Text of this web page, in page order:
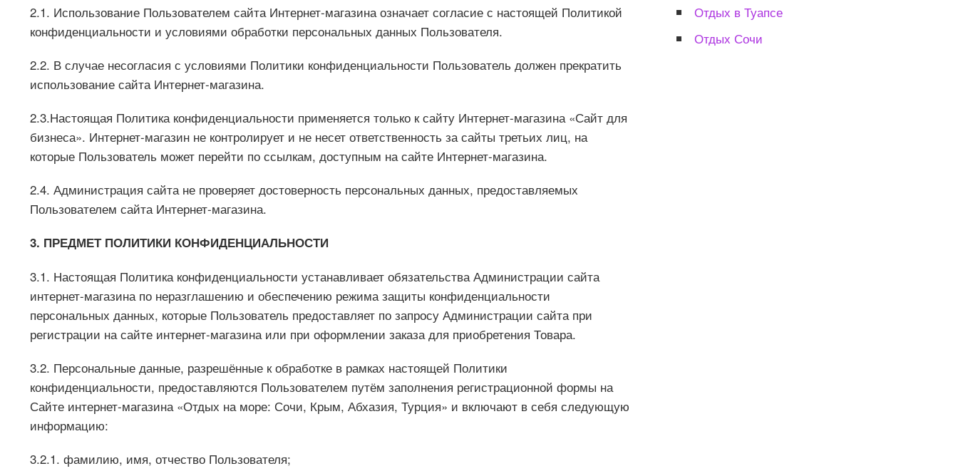
2.1. Использование Пользователем сайта Интернет-магазина означает согласие с настоящей Политикой
конфиденциальности и условиями обработки персональных данных Пользователя.
2.2. В случае несогласия с условиями Политики конфиденциальности Пользователь должен прекратить
использование сайта Интернет-магазина.
2.3.Настоящая Политика конфиденциальности применяется только к сайту Интернет-магазина «Сайт для
бизнеса». Интернет-магазин не контролирует и не несет ответственность за сайты третьих лиц, на
которые Пользователь может перейти по ссылкам, доступным на сайте Интернет-магазина.
2.4. Администрация сайта не проверяет достоверность персональных данных, предоставляемых
Пользователем сайта Интернет-магазина.
3. ПРЕДМЕТ ПОЛИТИКИ КОНФИДЕНЦИАЛЬНОСТИ
3.1. Настоящая Политика конфиденциальности устанавливает обязательства Администрации сайта
интернет-магазина по неразглашению и обеспечению режима защиты конфиденциальности
персональных данных, которые Пользователь предоставляет по запросу Администрации сайта при
регистрации на сайте интернет-магазина или при оформлении заказа для приобретения Товара.
3.2. Персональные данные, разрешённые к обработке в рамках настоящей Политики
конфиденциальности, предоставляются Пользователем путём заполнения регистрационной формы на
Сайте интернет-магазина «Отдых на море: Сочи, Крым, Абхазия, Турция» и включают в себя следующую
информацию:
3.2.1. фамилию, имя, отчество Пользователя;
Отдых в Туапсе
Отдых Сочи